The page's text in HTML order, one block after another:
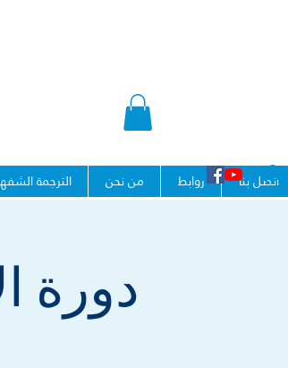
الترجمة من نحن روابط اتصل بنا
دورة